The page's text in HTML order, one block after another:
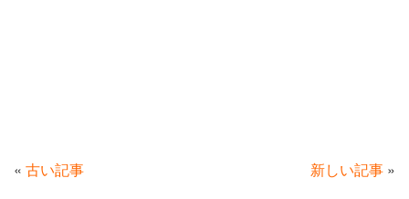
« 古い記事 新しい記事 »